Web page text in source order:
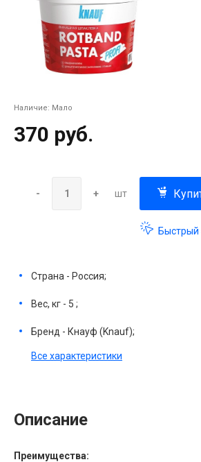
Наличие: Мало
370 руб.
- + шт
Быстрый
Страна - Россия;
Вес, кг - 5 ;
Бренд - Кнауф (Knauf);
Все характеристики
Описание
Преимущества: